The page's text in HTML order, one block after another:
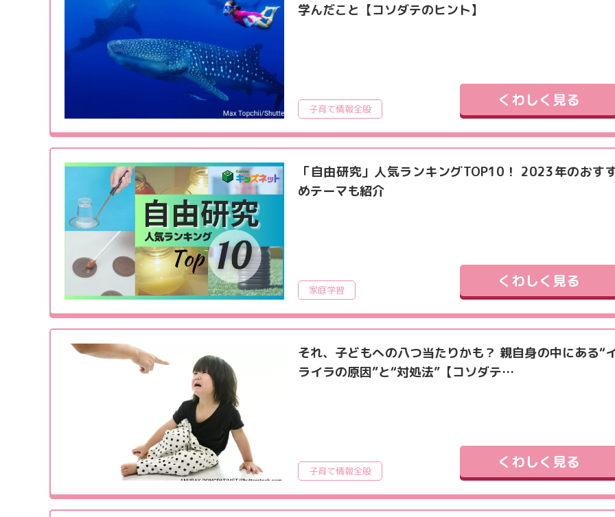
学んだこと【コソダテのヒント】
子育て情報全般 くわしく見る
「自由研究」人気ランキングTOP10！ 2023年のおす
めテーマも紹介
家庭学習 くわしく見る
それ、子どもへの八つ当たりかも？ 親自身の中にある“
ライラの原因”と“対処法”【コソダテ…
子育て情報全般 くわしく見る